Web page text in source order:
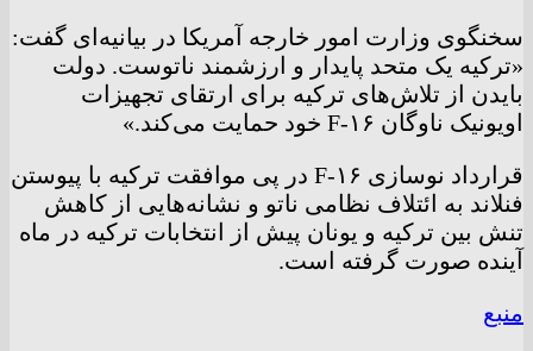
سخنگوی وزارت امور خارجه آمریکا در بیانیه‌ای گفت:
«ترکیه یک متحد پایدار و ارزشمند ناتوست. دولت
بایدن از تلاش‌های ترکیه برای ارتقای تجهیزات
اویونیک ناوگان F-۱۶ خود حمایت می‌کند.»
قرارداد نوسازی F-۱۶ در پی موافقت ترکیه با پیوستن
فنلاند به ائتلاف نظامی ناتو و نشانه‌هایی از کاهش
تنش بین ترکیه و یونان پیش از انتخابات ترکیه در ماه
آینده صورت گرفته است.
منبع